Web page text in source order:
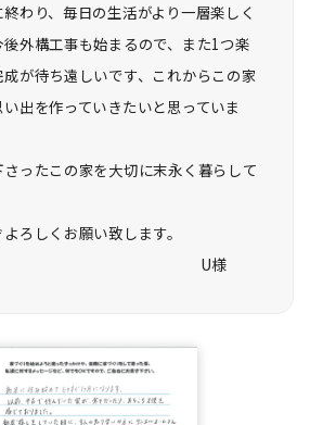
わり、毎日の生活がより一層楽しく
外構工事も始まるので、また1つ楽
成が待ち遠しいです、これからこの家
出を作っていきたいと思っていま
ったこの家を大切に末永く暮らして
ろしくお願い致します。
U様